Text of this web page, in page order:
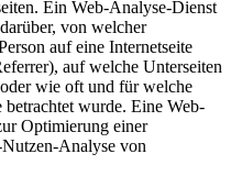
Ein Web-Analyse-Dienst
von welcher
auf eine Internetseite
auf welche Unterseiten
wie oft und für welche
wurde. Eine Web-
Optimierung einer
Analyse von